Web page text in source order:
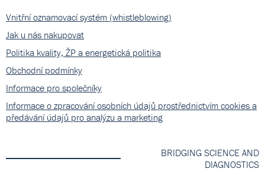
Vnitřní oznamovací systém (whistleblowing)
Jak u nás nakupovat
Politika kvality, ŽP a energetická politika
Obchodní podmínky
Informace pro společníky
Informace o zpracování osobních údajů prostřednictvím cookies a
předávání údajů pro analýzu a marketing
BRIDGING SCIENCE AND
DIAGNOSTICS